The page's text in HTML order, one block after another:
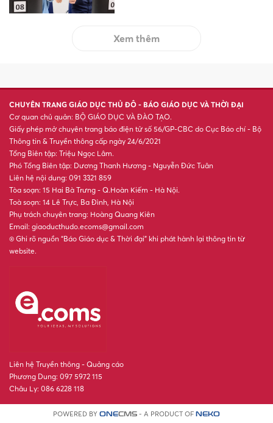
Xem thêm
CHUYÊN TRANG GIÁO DỤC THỦ ĐÔ - BÁO GIÁO DỤC VÀ THỜI ĐẠI
Cơ quan chủ quản: BỘ GIÁO DỤC VÀ ĐÀO TẠO.
Giấy phép mở chuyên trang báo điện tử số 56/GP-CBC do Cục Báo chí - Bộ
Thông tin & Truyền thông cấp ngày 24/6/2021
Tổng Biên tập: Triệu Ngọc Lâm.
Phó Tổng Biên tập: Dương Thanh Hương - Nguyễn Đức Tuân
Liên hệ nội dung: 091 3321 859
Tòa soạn: 15 Hai Bà Trưng - Q.Hoàn Kiếm - Hà Nội.
Toà soạn: 14 Lê Trực, Ba Đình, Hà Nội
Phụ trách chuyên trang: Hoàng Quang Kiên
Email: giaoducthudo.ecoms@gmail.com
® Ghi rõ nguồn “Báo Giáo dục & Thời đại” khi phát hành lại thông tin từ
website.
Liên hệ Truyền thông - Quảng cáo
Phương Dung: 097 5972 115
Châu Ly: 086 6228 118
POWERED BY ONECMS - A PRODUCT OF NEKO